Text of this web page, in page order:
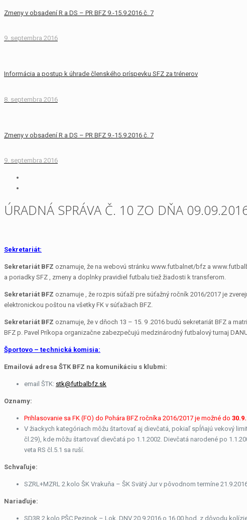
Zmeny v obsadení R a DS – PR BFZ 9.-15.9.2016 č. 7
9. septembra 2016
Informácia a postup k úhrade členského príspevku SFZ za trénerov
8. septembra 2016
Zmeny v obsadení R a DS – PR BFZ 9.-15.9.2016 č. 7
9. septembra 2016
ÚRADNÁ SPRÁVA Č. 10 ZO DŇA
Sekretariát:
Sekretariát BFZ oznamuje, že na webovú stránku www.futbalnet/bfz a
a poriadky SFZ , zmeny a doplnky pravidiel futbalu tiež žiadosti k transferom.
Sekretariát BFZ oznamuje , že rozpis súťaží pre súťažný ročník 2016/2017 je
elektronickou poštou na všetky FK v súťažiach BFZ.
Sekretariát BFZ oznamuje, že v dňoch 13 – 15. 9 .2016 budú sekretariát BFZ a
BFZ p. Pavel Príkopa organizačne zabezpečujú medzinárodný futbalový turnaj
Športovo – technická komisia:
Emailová adresa ŠTK BFZ na komunikáciu s klubmi:
email ŠTK: stk@futbalbfz.sk
Oznamy:
Prihlasovanie sa FK (FO) do Pohára BFZ ročníka 2016/2017 je možné do
V žiackych kategóriach môžu štartovať aj dievčatá, pokiaľ spĺňajú vekový
čl.29), kde môžu štartovať dievčatá po 1.1.2002. Dievčatá narodené po
veta RS čl.5.1 sa ruší.
Schvaľuje:
SZRL+MZRL 2.kolo ŠK Vrakuňa – ŠK Svätý Jur v pôvodnom termíne
Nariaďuje:
SD3R 2.kolo PŠC Pezinok – Lok. DNV 20.9.2016 o 16,00 hod. z dôvodu